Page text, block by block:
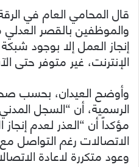
قال المحامي العام في
والموظفين بالقصر
إنجاز العمل إلا بوجود
الإنترنت، غير متوفر حتى
وأوضح العيدان، بحسب
الرسمية، أن “السجل
مؤكداً أن “العذر لعدم
الاتصالات رغم التواصل
وعود متكررة لاعادة